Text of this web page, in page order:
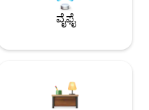
ವೈಫೈ